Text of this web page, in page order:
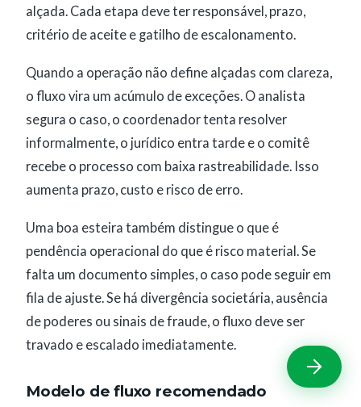
alçada. Cada etapa deve ter responsável, prazo,
critério de aceite e gatilho de escalonamento.
Quando a operação não define alçadas com clareza,
o fluxo vira um acúmulo de exceções. O analista
segura o caso, o coordenador tenta resolver
informalmente, o jurídico entra tarde e o comitê
recebe o processo com baixa rastreabilidade. Isso
aumenta prazo, custo e risco de erro.
Uma boa esteira também distingue o que é
pendência operacional do que é risco material. Se
falta um documento simples, o caso pode seguir em
fila de ajuste. Se há divergência societária, ausência
de poderes ou sinais de fraude, o fluxo deve ser
travado e escalado imediatamente.
Modelo de fluxo recomendado